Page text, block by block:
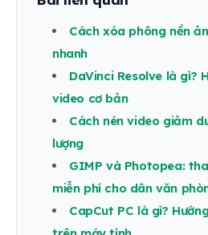
Cách xóa phông nền
nhanh
DaVinci Resolve là gì?
video cơ bản
Cách nén video giảm
lượng
GIMP và Photopea:
miễn phí cho dân văn
CapCut PC là gì?